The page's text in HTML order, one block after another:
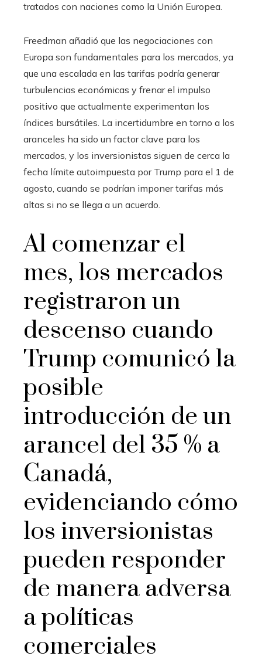
tratados con naciones como la Unión Europea.
Freedman añadió que las negociaciones con
Europa son fundamentales para los mercados, ya
que una escalada en las tarifas podría generar
turbulencias económicas y frenar el impulso
positivo que actualmente experimentan los
índices bursátiles. La incertidumbre en torno a los
aranceles ha sido un factor clave para los
mercados, y los inversionistas siguen de cerca la
fecha límite autoimpuesta por Trump para el 1 de
agosto, cuando se podrían imponer tarifas más
altas si no se llega a un acuerdo.
Al comenzar el
mes, los mercados
registraron un
descenso cuando
Trump comunicó la
posible
introducción de un
arancel del 35 % a
Canadá,
evidenciando cómo
los inversionistas
pueden responder
de manera adversa
a políticas
comerciales